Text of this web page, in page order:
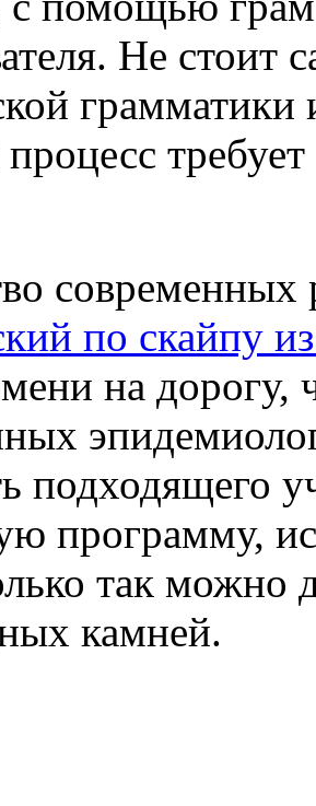
Не стоит
грамматики
современных
по скайпу
на дорогу,
подходящего
программу,
так можно
камней.